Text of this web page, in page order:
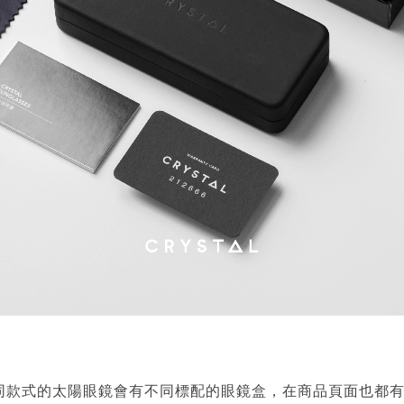
款式的太陽眼鏡會有不同標配的眼鏡盒，在商品頁面也都